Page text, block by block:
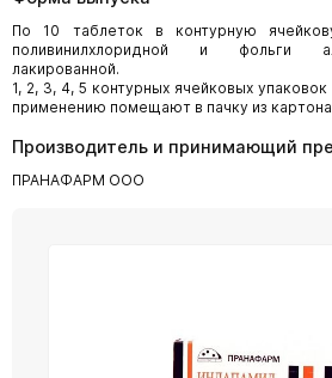
По 10 таблеток в контурную
поливинилхлоридной и фольги
лакированной.
1, 2, 3, 4, 5 контурных ячейковых
применению помещают в пачку из
Производитель и принимающий
ПРАНАФАРМ ООО